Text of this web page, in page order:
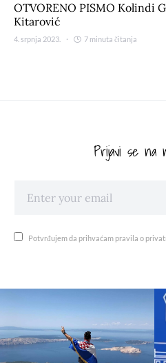
OTVORENO PISMO Kolindi
Kitarović
4. srpnja 2023. 7 minuta čitanja
Prijavi se na
Potvrđujem da prihvaćam pravila o